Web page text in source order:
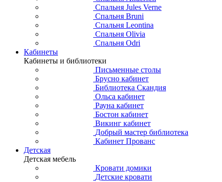
Спальня Jules Verne
Спальня Bruni
Спальня Leontina
Спальня Olivia
Спальня Odri
Кабинеты
Кабинеты и библиотеки
Письменные столы
Брусно кабинет
Библиотека Скандия
Ольса кабинет
Рауна кабинет
Бостон кабинет
Викинг кабинет
Добрый мастер библиотека
Кабинет Прованс
Детская
Детская мебель
Кровати домики
Детские кровати